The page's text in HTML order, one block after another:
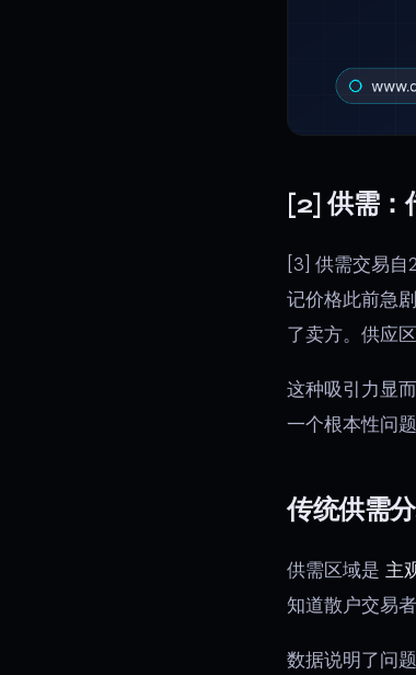
[2] 供需：
[3] 供需交易
记价格此前急
了卖方。供应
这种吸引力显
一个根本性问题
传统供需
供需区域是 主
知道散户交易
数据说明了问